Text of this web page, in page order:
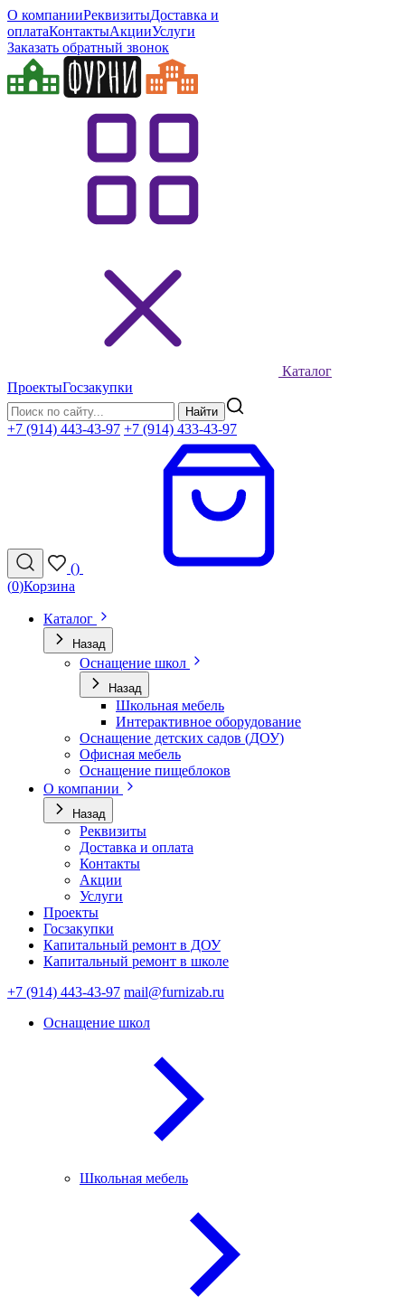
О компанииРеквизитыДоставка и
оплатаКонтактыАкцииУслуги
Заказать обратный звонок
Каталог
ПроектыГосзакупки
Найти
+7 (914) 443-43-97 +7 (914) 433-43-97
()
(0)Корзина
Каталог
Назад
Оснащение школ
Назад
Школьная мебель
Интерактивное оборудование
Оснащение детских садов (ДОУ)
Офисная мебель
Оснащение пищеблоков
О компании
Назад
Реквизиты
Доставка и оплата
Контакты
Акции
Услуги
Проекты
Госзакупки
Капитальный ремонт в ДОУ
Капитальный ремонт в школе
+7 (914) 443-43-97 mail@furnizab.ru
Оснащение школ
Школьная мебель